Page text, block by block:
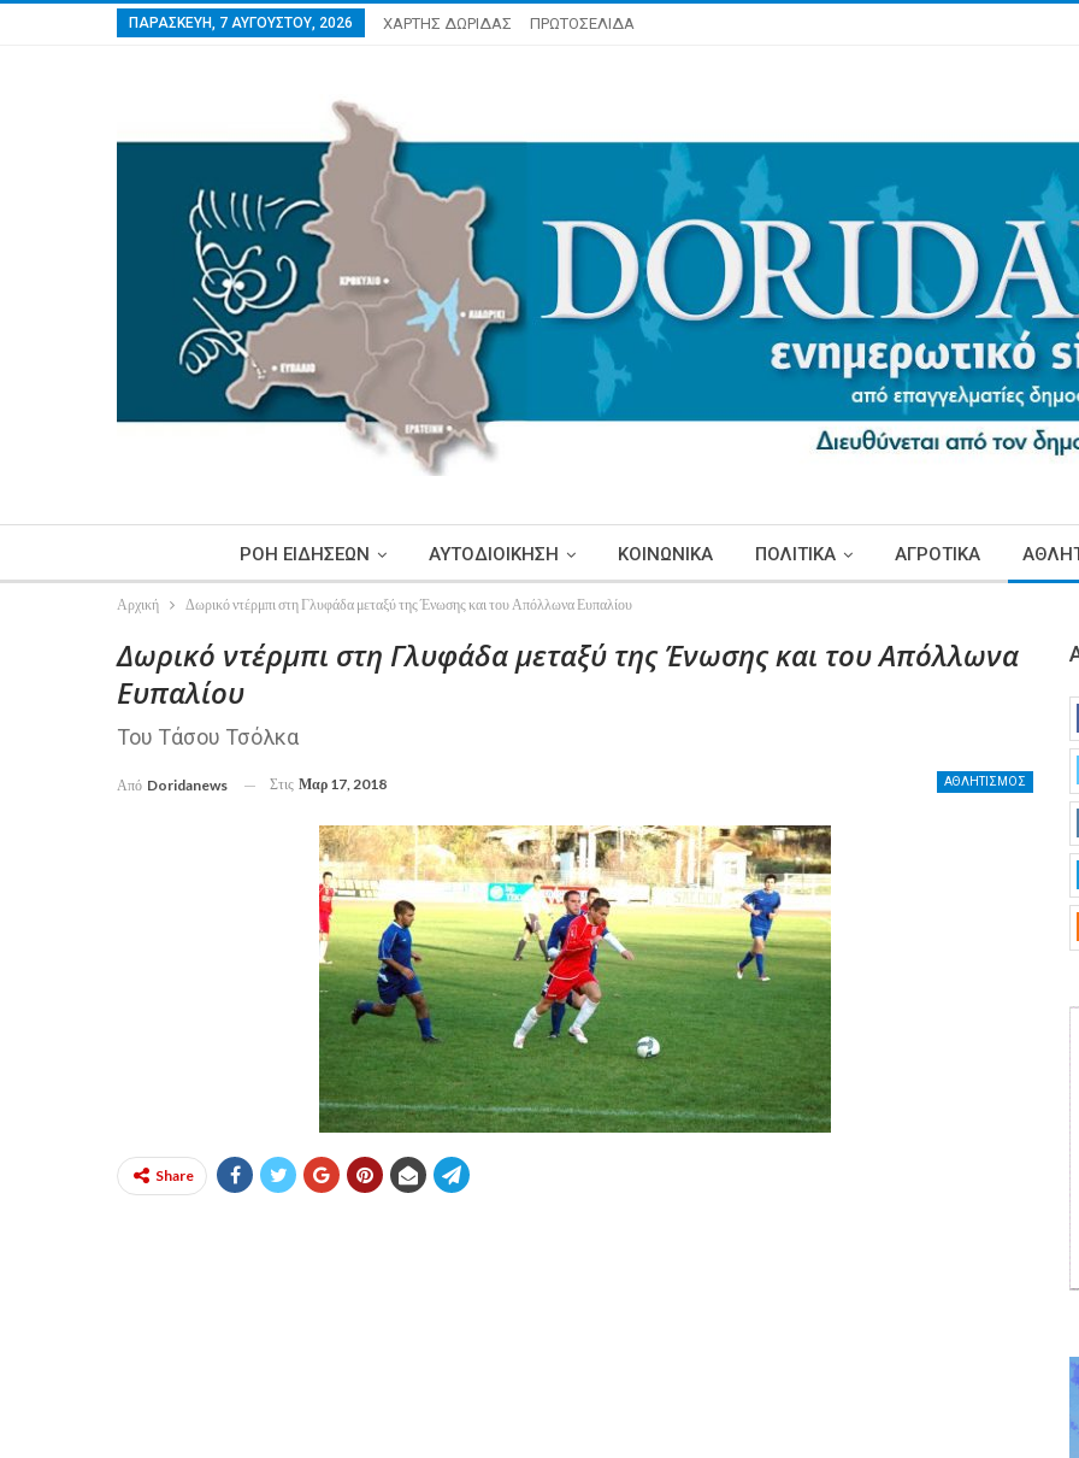
ΠΑΡΑΣΚΕΥΉ, 7 ΑΥΓΟΎΣΤΟΥ, 2026 ΧΑΡΤΗΣ ΔΩΡΙΔΑΣ ΠΡΩΤΟΣΕΛΙΔΑ
ΡΟΗ ΕΙΔΗΣΕΩΝ ΑΥΤΟΔΙΟΙΚΗΣΗ ΚΟΙΝΩΝΙΚΑ ΠΟΛΙΤΙΚΑ ΑΓΡΟΤΙΚΑ
Αρχική Δωρικό ντέρμπι στη Γλυφάδα μεταξύ της Ένωσης και του Απόλλωνα Ευπαλίου
Δωρικό ντέρμπι στη Γλυφάδα μεταξύ της Ένωσης και του Απόλλωνα
Ευπαλίου
Του Τάσου Τσόλκα
ΑΘΛΗΤΙΣΜΟΣ
Από Doridanews Στις Μαρ 17, 2018
Share